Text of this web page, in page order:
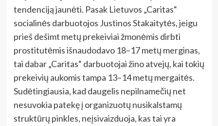
tendenciją jaunėti. Pasak Lietuvos „Caritas“
socialinės darbuotojos Justinos Stakaitytės, jeigu
prieš dešimt metų prekeiviai žmonėmis dirbti
prostitutėmis išnaudodavo 18–17 metų merginas,
tai dabar „Caritas“ darbuotojai žino atvejų, kai tokių
prekeivių aukomis tampa 13–14 metų mergaitės.
Sudėtingiausia, kad daugelis nepilnamečių net
nesuvokia patekę į organizuotų nusikalstamų
struktūrų pinkles, neįsivaizduoja, kas tai yra